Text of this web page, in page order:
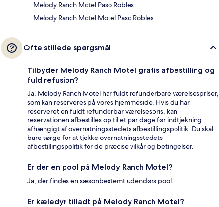
Melody Ranch Motel Paso Robles
Melody Ranch Motel Motel Paso Robles
Ofte stillede spørgsmål
Tilbyder Melody Ranch Motel gratis afbestilling og
fuld refusion?
Ja, Melody Ranch Motel har fuldt refunderbare værelsespriser,
som kan reserveres på vores hjemmeside. Hvis du har
reserveret en fuldt refunderbar værelsespris, kan
reservationen afbestilles op til et par dage før indtjekning
afhængigt af overnatningsstedets afbestillingspolitik. Du skal
bare sørge for at tjekke overnatningsstedets
afbestillingspolitik for de præcise vilkår og betingelser.
Er der en pool på Melody Ranch Motel?
Ja, der findes en sæsonbestemt udendørs pool.
Er kæledyr tilladt på Melody Ranch Motel?